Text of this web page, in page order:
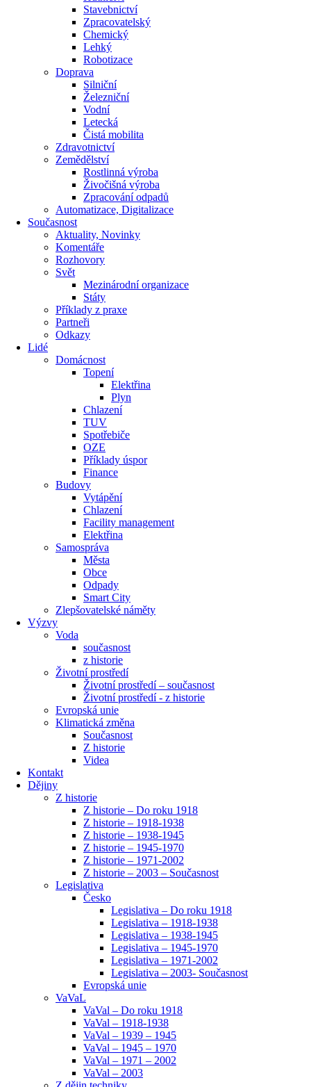
Stavebnictví
Zpracovatelský
Chemický
Lehký
Robotizace
Doprava
Silniční
Železniční
Vodní
Letecká
Čistá mobilita
Zdravotnictví
Zemědělství
Rostlinná výroba
Živočišná výroba
Zpracování odpadů
Automatizace, Digitalizace
Současnost
Aktuality, Novinky
Komentáře
Rozhovory
Svět
Mezinárodní organizace
Státy
Příklady z praxe
Partneři
Odkazy
Lidé
Domácnost
Topení
Elektřina
Plyn
Chlazení
TUV
Spotřebiče
OZE
Příklady úspor
Finance
Budovy
Vytápění
Chlazení
Facility management
Elektřina
Samospráva
Města
Obce
Odpady
Smart City
Zlepšovatelské náměty
Výzvy
Voda
současnost
z historie
Životní prostředí
Životní prostředí – současnost
Životní prostředí ​- z historie
Evropská unie
Klimatická změna
Současnost
Z historie
Videa
Kontakt
Dějiny
Z historie
Z historie – Do roku 1918
Z historie – 1918-1938
Z historie – 1938-1945
Z historie – 1945-1970
Z historie – 1971-2002
Z historie – 2003 – Současnost
Legislativa
Česko
Legislativa – Do roku 1918
Legislativa – 1918-1938
Legislativa – 1938-1945
Legislativa – 1945-1970
Legislativa – 1971-2002
Legislativa – 2003- Současnost
Evropská unie
VaVaL
VaVal – Do roku 1918
VaVal – 1918-1938
VaVal – 1939 – 1945
VaVal – 1945 – 1970
VaVal – 1971 – 2002
VaVal – 2003